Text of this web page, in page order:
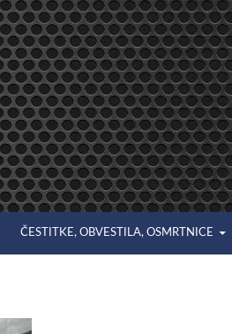
ČESTITKE, OBVESTILA, OSMRTNICE